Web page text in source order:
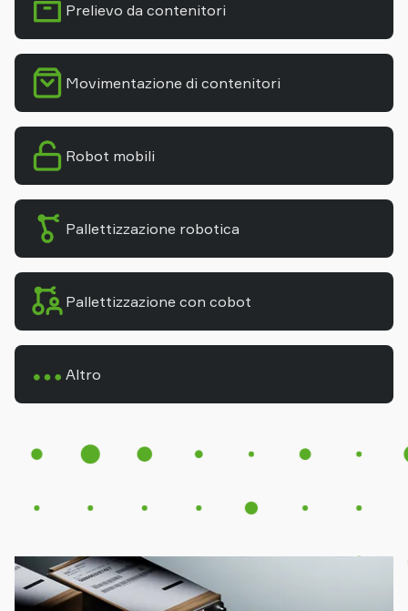
Prelievo da contenitori
Movimentazione di contenitori
Robot mobili
Pallettizzazione robotica
Pallettizzazione con cobot
Altro